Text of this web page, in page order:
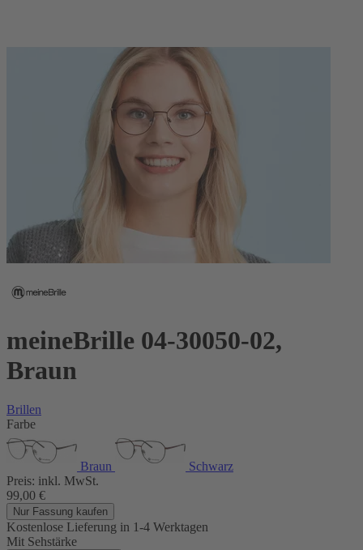
meineBrille 04-30050-02,
Braun
Brillen
Farbe
Braun
Schwarz
Preis: inkl. MwSt.
99,00 €
Nur Fassung kaufen
Kostenlose Lieferung in 1-4 Werktagen
Mit Sehstärke